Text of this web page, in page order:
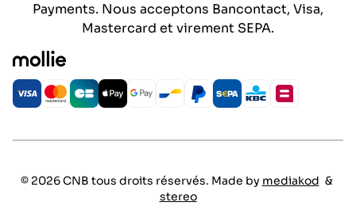
Payments. Nous acceptons Bancontact, Visa,
Mastercard et virement SEPA.
© 2026 CNB tous droits réservés. Made by mediakod &
stereo